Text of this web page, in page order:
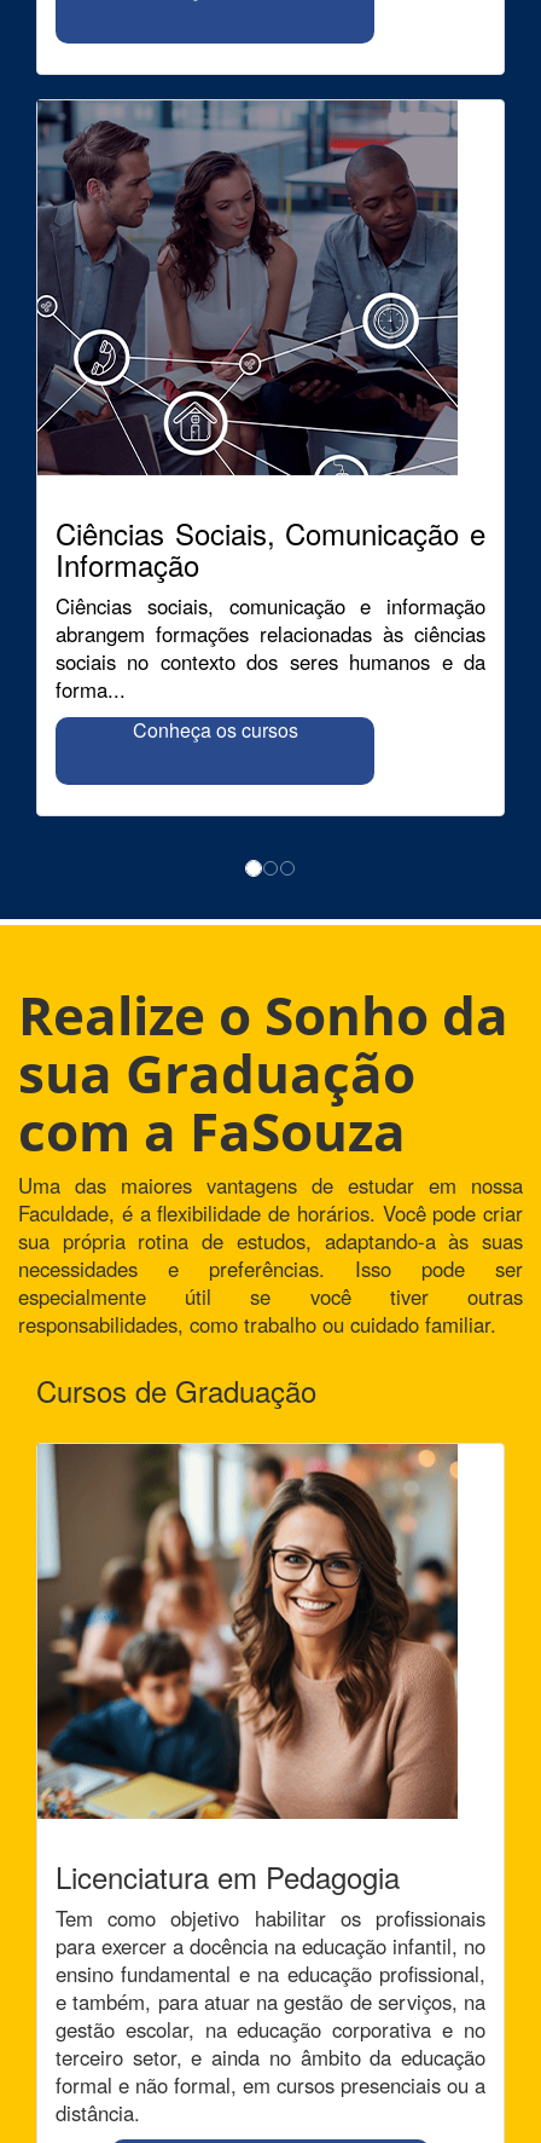
Ciências Sociais, Comunicação e
Informação
Ciências sociais, comunicação e informação
abrangem formações relacionadas às ciências
sociais no contexto dos seres humanos e da
forma...
Conheça os cursos
Realize o Sonho da
sua Graduação
com a FaSouza
Uma das maiores vantagens de estudar em nossa
Faculdade, é a flexibilidade de horários. Você pode criar
sua própria rotina de estudos, adaptando-a às suas
necessidades e preferências. Isso pode ser
especialmente útil se você tiver outras
responsabilidades, como trabalho ou cuidado familiar.
Cursos de Graduação
Licenciatura em Pedagogia
Tem como objetivo habilitar os profissionais
para exercer a docência na educação infantil, no
ensino fundamental e na educação profissional,
e também, para atuar na gestão de serviços, na
gestão escolar, na educação corporativa e no
terceiro setor, e ainda no âmbito da educação
formal e não formal, em cursos presenciais ou a
distância.